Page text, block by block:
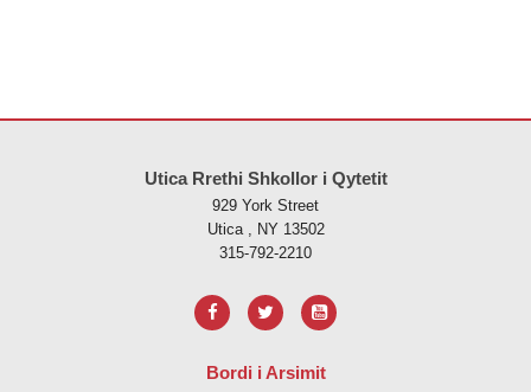
Utica Rrethi Shkollor i Qytetit
929 York Street
Utica , NY 13502
315-792-2210
Bordi i Arsimit